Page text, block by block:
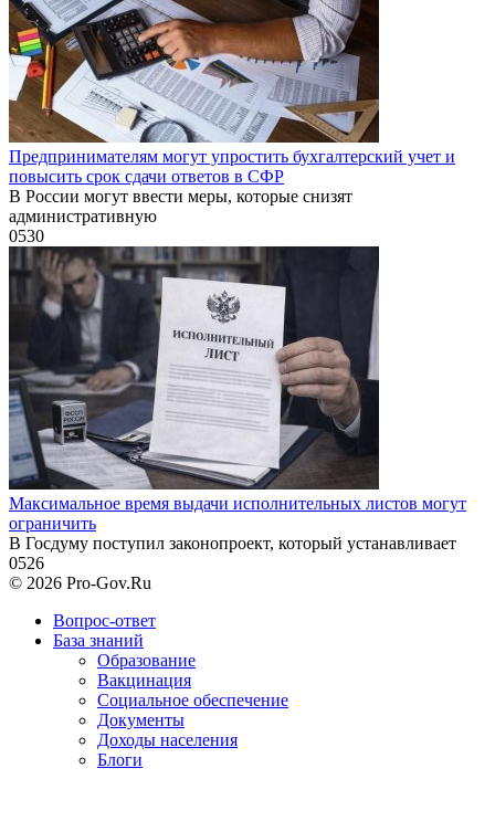
Предпринимателям могут упростить бухгалтерский учет и
повысить срок сдачи ответов в СФР
В России могут ввести меры, которые снизят
административную
0530
Максимальное время выдачи исполнительных листов могут
ограничить
В Госдуму поступил законопроект, который устанавливает
0526
© 2026 Pro-Gov.Ru
Вопрос-ответ
База знаний
Образование
Вакцинация
Социальное обеспечение
Документы
Доходы населения
Блоги